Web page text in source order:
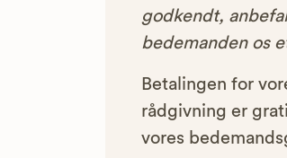
godkendt,
bedemanden os
Betalingen for
rådgivning er
vores